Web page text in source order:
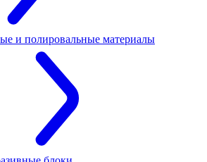
и полировальные материалы